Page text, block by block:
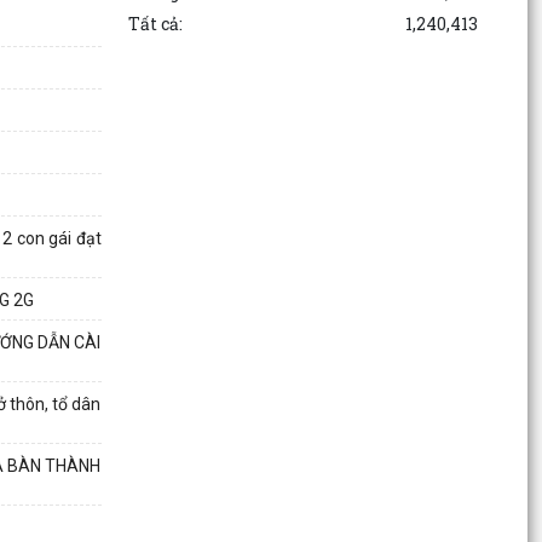
2 con gái đạt
2G
DẪN CÀI
thôn, tổ dân
BÀN THÀNH
Tất cả:
1,240,413